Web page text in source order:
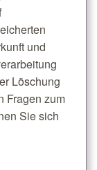
und
Löschung
Fragen zum
Sie sich